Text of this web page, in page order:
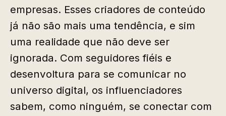
empresas. Esses criadores de conteúdo
já não são mais uma tendência, e sim
uma realidade que não deve ser
ignorada. Com seguidores fiéis e
desenvoltura para se comunicar no
universo digital, os influenciadores
sabem, como ninguém, se conectar com